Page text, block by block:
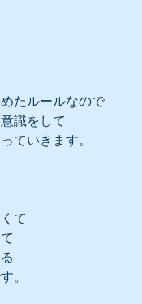
たルールなので
識をして
ていきます。
て
。